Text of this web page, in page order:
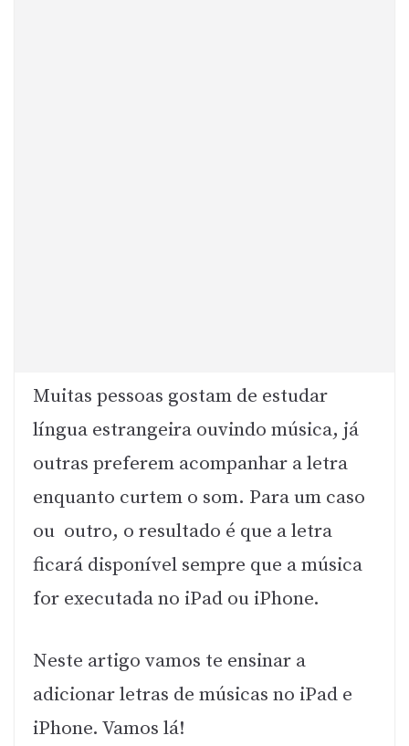
Muitas pessoas gostam de estudar
língua estrangeira ouvindo música, já
outras preferem acompanhar a letra
enquanto curtem o som. Para um caso
ou outro, o resultado é que a letra
ficará disponível sempre que a música
for executada no iPad ou iPhone.
Neste artigo vamos te ensinar a
adicionar letras de músicas no iPad e
iPhone. Vamos lá!